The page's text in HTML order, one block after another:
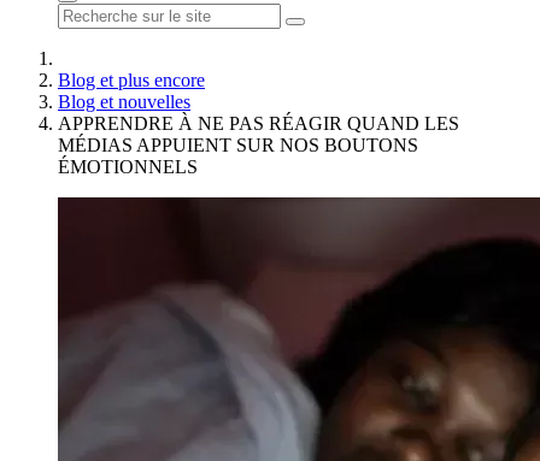
Blog et plus encore
Blog et nouvelles
APPRENDRE À NE PAS RÉAGIR QUAND LES
MÉDIAS APPUIENT SUR NOS BOUTONS
ÉMOTIONNELS